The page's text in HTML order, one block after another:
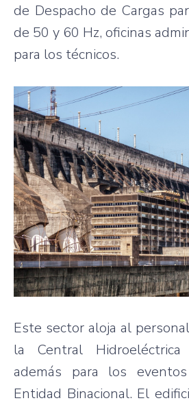
de Despacho de Cargas
de 50 y 60 Hz, oficinas
para los técnicos.
Este sector aloja al
la Central
además para los
Entidad Binacional. El